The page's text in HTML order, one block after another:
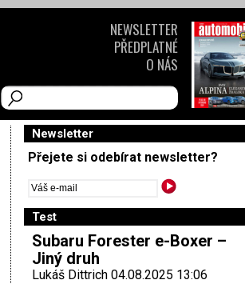
Newsletter
Přejete si odebírat newsletter?
Test
Subaru Forester e-Boxer –
Jiný druh
Lukáš Dittrich 04.08.2025 13:06
NEWSLETTER
PŘEDPLATNÉ
O NÁS